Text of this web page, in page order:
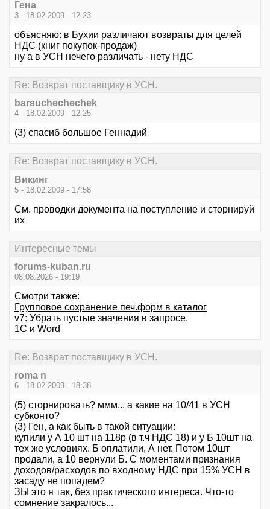
Гена
3 - 18.02.2009 - 12:23
объясняю: в Бухии различают возвраты для целей
НДС (книг покупок-продаж)
ну а в УСН нечего различать - нету НДС
Re: Возврат поставщику в УСН.
barsuchechechek
4 - 18.02.2009 - 12:25
(3) спасиб большое Геннадий
Re: Возврат поставщику в УСН.
Викинг_
5 - 18.02.2009 - 17:58
См. проводки документа на поступление и сторнируй
их
Интересные темы
forums-kuban.ru
08.08.2026 - 19:19
Смотри также:
Групповое сохранение печ.форм в каталог
v7: Убрать пустые значения в запросе.
1С и Word
Re: Возврат поставщику в УСН.
roma n
6 - 18.02.2009 - 18:38
(5) сторнировать? ммм... а какие на 10/41 в УСН
субконто?
(3) Ген, а как быть в такой ситуации:
купили у А 10 шт на 118р (в т.ч НДС 18) и у Б 10шт на
тех же условиях. Б оплатили, А нет. Потом 10шт
продали, а 10 вернули Б. С моментами признания
доходов/расходов по входному НДС при 15% УСН в
засаду не попадем?
ЗЫ это я так, без практического интереса. Что-то
сомнение закралось...